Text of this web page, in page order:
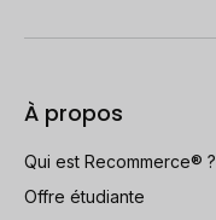
À propos
Qui est Recommerce® ?
Offre étudiante